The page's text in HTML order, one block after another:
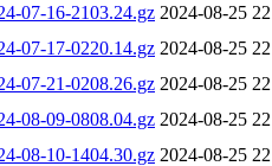
07-16-2103.24.gz 2024-08-25
07-17-0220.14.gz 2024-08-25
07-21-0208.26.gz 2024-08-25
08-09-0808.04.gz 2024-08-25
08-10-1404.30.gz 2024-08-25